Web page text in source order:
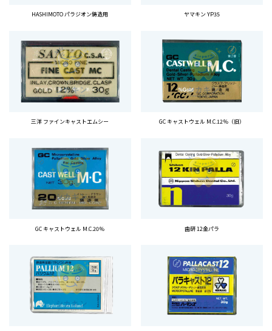
HASHIMOTO パラジオン鋳造用 ヤマキン YP35
三洋 ファインキャストエムシー GC キャストウェル M.C.12％（旧）
GC キャストウェル M.C.20％ 歯研 12金パラ